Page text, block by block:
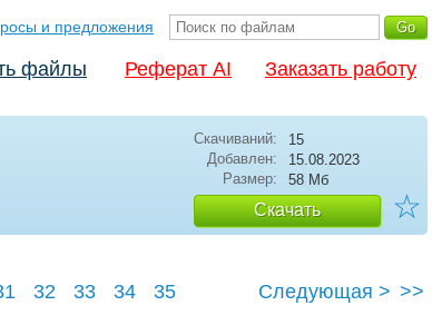
и предложения
файлы Реферат AI Заказать работу
Скачиваний:
15
Добавлен:
15.08.2023
Размер:
58 Мб
Скачать ☆
32 33 34 35 Следующая > >>